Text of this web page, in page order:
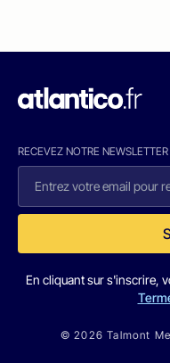
RECEVEZ NOTRE NEWSLETTER
En cliquant sur s'inscrire,
© 2026 Talmont